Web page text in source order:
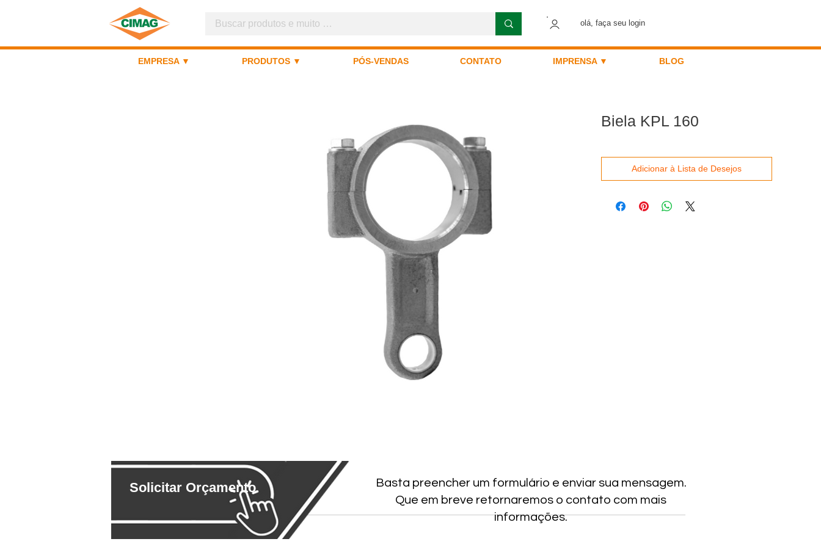
olá, faça seu login
EMPRESA ▼ PRODUTOS ▼ PÓS-VENDAS CONTATO IMPRENSA ▼ BLOG
Biela KPL 160
Adicionar à Lista de Desejos
Solicitar Orçamento
Basta preencher um formulário e enviar sua mensagem.
Que em breve retornaremos o contato com mais
informações.